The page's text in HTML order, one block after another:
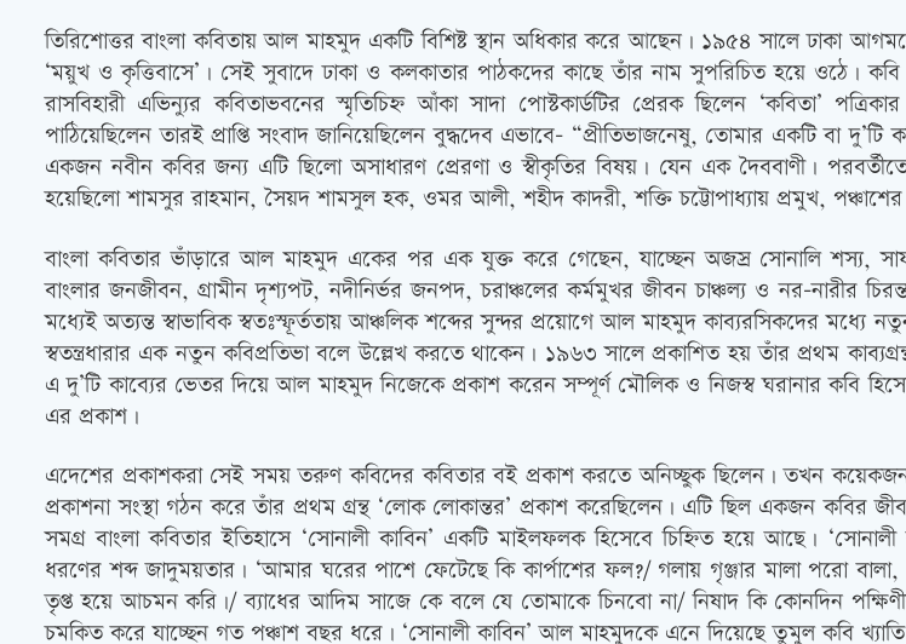
তিরিশোত্তর বাংলা কবিতায় আল মাহমুদ একটি বিশিষ্ট স্থান অধিকার করে আছেন। ১৯৫৪ সালে ঢাকা
‘ময়ুখ ও কৃত্তিবাসে’। সেই সুবাদে ঢাকা ও কলকাতার পাঠকদের কাছে তাঁর নাম সুপরিচিত হয়ে ওঠে।
রাসবিহারী এভিন্যুর কবিতাভবনের স্মৃতিচিহ্ন আঁকা সাদা পোস্টকার্ডটির প্রেরক ছিলেন ‘কবিতা’
পাঠিয়েছিলেন তারই প্রাপ্তি সংবাদ জানিয়েছিলেন বুদ্ধদেব এভাবে- “প্রীতিভাজনেষু, তোমার একটি বা
একজন নবীন কবির জন্য এটি ছিলো অসাধারণ প্রেরণা ও স্বীকৃতির বিষয়। যেন এক দৈববাণী।
হয়েছিলো শামসুর রাহমান, সৈয়দ শামসুল হক, ওমর আলী, শহীদ কাদরী, শক্তি চট্টোপাধ্যায় প্রমুখ,
বাংলা কবিতার ভাঁড়ারে আল মাহমুদ একের পর এক যুক্ত করে গেছেন, যাচ্ছেন অজস্র সোনালি শস্য,
বাংলার জনজীবন, গ্রামীন দৃশ্যপট, নদীনির্ভর জনপদ, চরাঞ্চলের কর্মমুখর জীবন চাঞ্চল্য ও নর-নারীর
মধ্যেই অত্যন্ত স্বাভাবিক স্বতঃস্ফূর্ততায় আঞ্চলিক শব্দের সুন্দর প্রয়োগে আল মাহমুদ কাব্যরসিকদের
স্বতন্ত্রধারার এক নতুন কবিপ্রতিভা বলে উল্লেখ করতে থাকেন। ১৯৬৩ সালে প্রকাশিত হয় তাঁর প্রথম
এ দু’টি কাব্যের ভেতর দিয়ে আল মাহমুদ নিজেকে প্রকাশ করেন সম্পূর্ণ মৌলিক ও নিজস্ব ঘরানার কবি
এর প্রকাশ।
এদেশের প্রকাশকরা সেই সময় তরুণ কবিদের কবিতার বই প্রকাশ করতে অনিচ্ছুক ছিলেন। তখন
প্রকাশনা সংস্থা গঠন করে তাঁর প্রথম গ্রন্থ ‘লোক লোকান্তর’ প্রকাশ করেছিলেন। এটি ছিল একজন কবির
সমগ্র বাংলা কবিতার ইতিহাসে ‘সোনালী কাবিন’ একটি মাইলফলক হিসেবে চিহ্নিত হয়ে আছে।
ধরণের শব্দ জাদুময়তার। ‘আমার ঘরের পাশে ফেটেছে কি কার্পাশের ফল?/ গলায় গৃঞ্জার মালা পরো
তৃপ্ত হয়ে আচমন করি।/ ব্যাধের আদিম সাজে কে বলে যে তোমাকে চিনবো না/ নিষাদ কি কোনদিন
চমকিত করে যাচ্ছেন গত পঞ্চাশ বছর ধরে। ‘সোনালী কাবিন’ আল মাহমুদকে এনে দিয়েছে তুমুল কবি